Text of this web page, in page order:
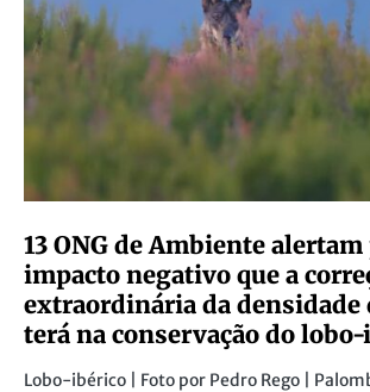
13 ONG de Ambiente alertam
impacto negativo que a
extraordinária da densidade
terá na conservação do
Lobo-ibérico | Foto por Pedro Rego |